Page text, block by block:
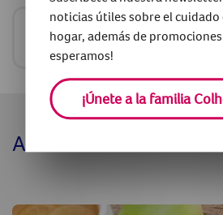
Comparte
Artículos relacionados
noticias útiles sobre el
hogar, además de promociones
esperamos!
¡Únete a la familia